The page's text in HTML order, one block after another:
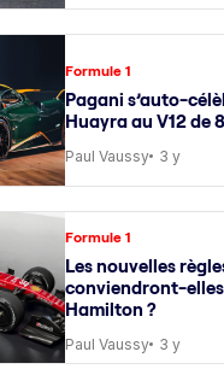
Formule 1
Pagani s’auto-
Huayra au V12 de
Paul Vaussy 3 y
Formule 1
Les nouvelles
conviendront-
Hamilton ?
Paul Vaussy 3 y